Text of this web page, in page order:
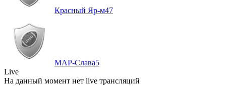
Красный Яр-м47
МАР-Слава5
Live
На данный момент нет live трансляций